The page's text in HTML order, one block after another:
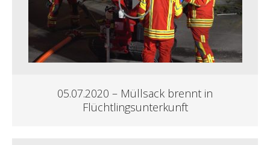
05.07.2020 – Müllsack brennt in
Flüchtlingsunterkunft